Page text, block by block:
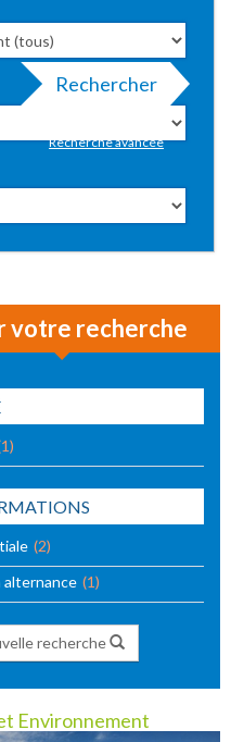
Rechercher
Recherche avancée
votre recherche
(2)
alternance (1)
recherche
Environnement